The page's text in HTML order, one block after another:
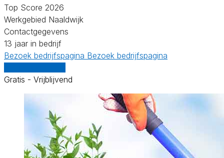
Top Score 2026
Werkgebied Naaldwijk
Contactgegevens
13 jaar in bedrijf
Bezoek bedrijfspagina Bezoek bedrijfspagina
Gratis - Vrijblijvend